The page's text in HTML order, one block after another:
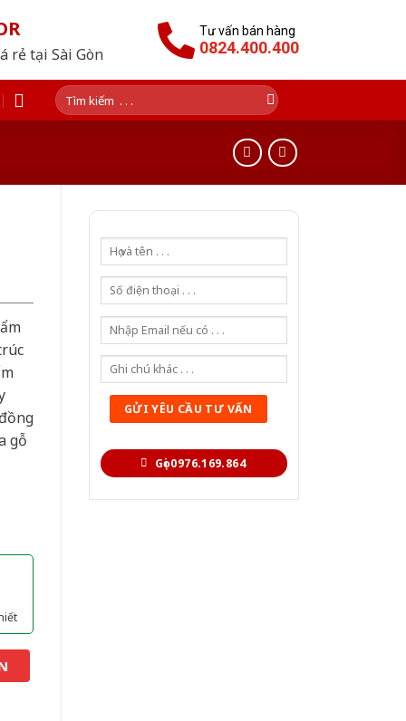
rẻ tại Sài Gòn
Tư vấn bán hàng
0824.400.400
Tìm
kiếm:
Gọi 0976.169.864
gỗ